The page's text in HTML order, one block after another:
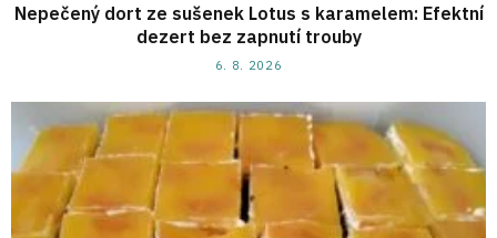
Nepečený dort ze sušenek Lotus s karamelem: Efektní
dezert bez zapnutí trouby
6. 8. 2026